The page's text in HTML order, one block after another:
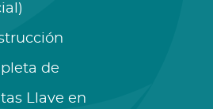
de
Llave en